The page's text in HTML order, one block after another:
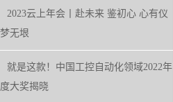
2023云上年会丨赴未来 鉴初心 心有仪
梦无垠
就是这款！中国工控自动化领域2022年
度大奖揭晓